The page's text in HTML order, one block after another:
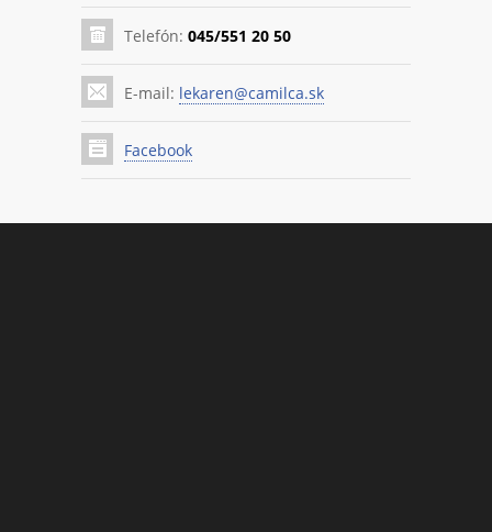
Telefón: 045/551 20 50
E-mail: lekaren@camilca.sk
Facebook